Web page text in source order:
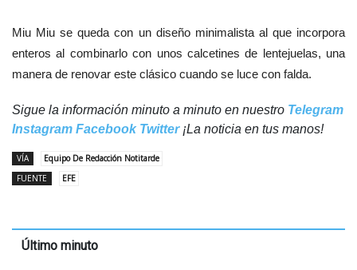
Miu Miu se queda con un diseño minimalista al que incorpora
enteros al combinarlo con unos calcetines de lentejuelas, una
manera de renovar este clásico cuando se luce con falda.
Sigue la información minuto a minuto en nuestro Telegram
Instagram Facebook Twitter¡La noticia en tus manos!
VÍA
Equipo De Redacción Notitarde
FUENTE
EFE
Último minuto